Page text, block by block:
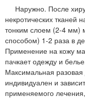
Наружно. После
некротических тканей
тонким слоем (2-4 мм)
способом) 1-2 раза в
Применение на кожу
пачкает одежду и
Максимальная
индивидуален и
применяемого